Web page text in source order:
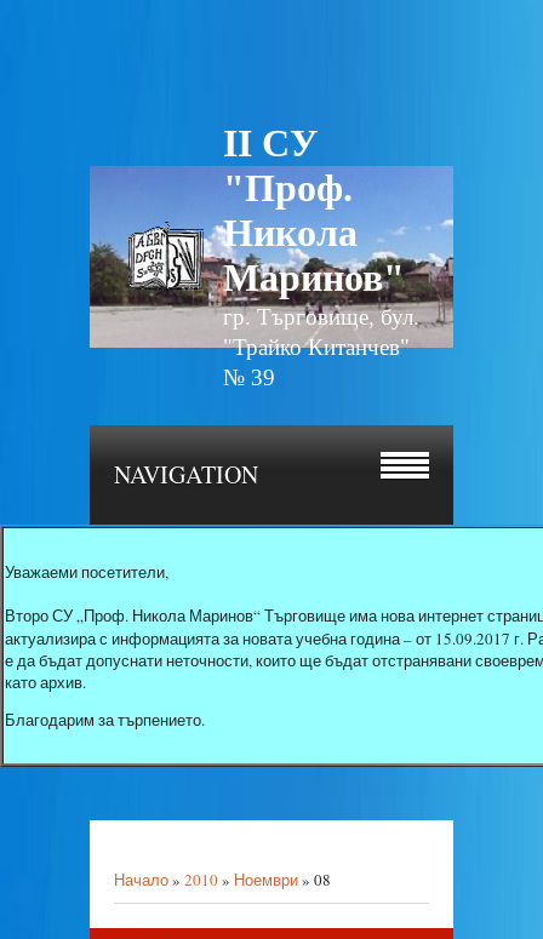
II СУ
"Проф.
Никола
Маринов"
гр. Търговище, бул.
"Трайко Китанчев"
№ 39
NAVIGATION
Уважаеми посетители,
Второ СУ „Проф. Никола Маринов“ Търговище има нова интернет
актуализира с информацията за новата учебна година – от 15.09.2017
е да бъдат допуснати неточности, които ще бъдат отстранявани
като архив.
Благодарим за търпението.
Начало» 2010» Ноември» 08